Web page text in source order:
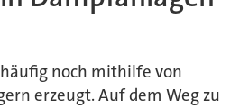
noch mithilfe von
erzeugt. Auf dem Weg zu